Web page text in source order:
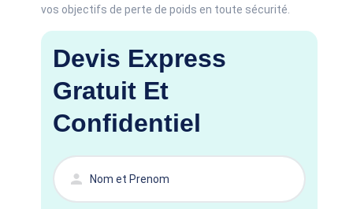
vos objectifs de perte de poids en toute sécurité.